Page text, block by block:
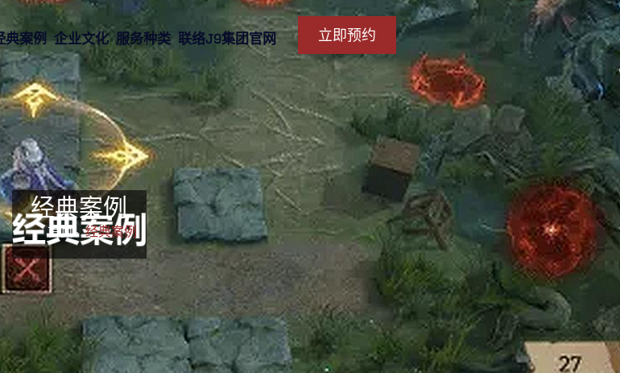
典案例 企业文化 服务种类 联络J9集团官网 立即预约
经典案例
首页- 经典案例